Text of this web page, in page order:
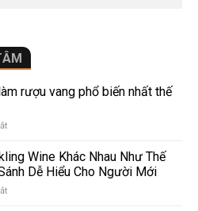
rượu vang phổ biến nhất thế
ở
giống
nho
trắng
làm
Wine Khác Nhau Như Thế
Dễ Hiểu Cho Người Mới
ở